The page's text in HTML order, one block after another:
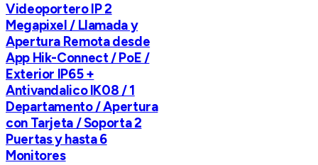
Videoportero IP 2
Megapixel / Llamada y
Apertura Remota desde
App Hik-Connect / PoE /
Exterior IP65 +
Antivandalico IK08 / 1
Departamento / Apertura
con Tarjeta / Soporta 2
Puertas y hasta 6
Monitores